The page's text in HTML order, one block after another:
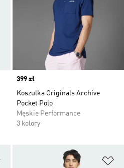
Price
399 zł
Koszulka Originals Archive
Pocket Polo
Męskie Performance
3 kolory
Dodaj do listy życzeń